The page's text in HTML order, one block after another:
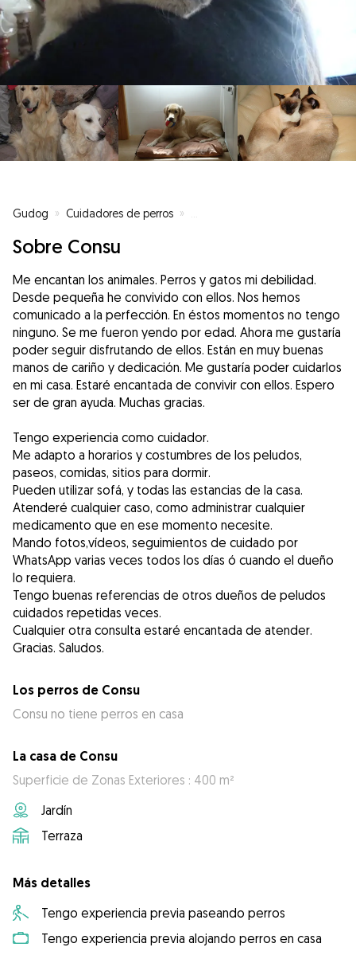
Gudog » Cuidadores de perros »
Sobre Consu
Me encantan los animales. Perros y gatos mi debilidad.
Desde pequeña he convivido con ellos. Nos hemos
comunicado a la perfección. En éstos momentos no tengo
ninguno. Se me fueron yendo por edad. Ahora me gustaría
poder seguir disfrutando de ellos. Están en muy buenas
manos de cariño y dedicación. Me gustaría poder cuidarlos
en mi casa. Estaré encantada de convivir con ellos. Espero
ser de gran ayuda. Muchas gracias.
Tengo experiencia como cuidador.
Me adapto a horarios y costumbres de los peludos,
paseos, comidas, sitios para dormir.
Pueden utilizar sofá, y todas las estancias de la casa.
Atenderé cualquier caso, como administrar cualquier
medicamento que en ese momento necesite.
Mando fotos,vídeos, seguimientos de cuidado por
WhatsApp varias veces todos los días ó cuando el dueño
lo requiera.
Tengo buenas referencias de otros dueños de peludos
cuidados repetidas veces.
Cualquier otra consulta estaré encantada de atender.
Gracias. Saludos.
Los perros de Consu
Consu no tiene perros en casa
La casa de Consu
Superficie de Zonas Exteriores : 400 m²
Jardín
Terraza
Más detalles
Tengo experiencia previa paseando perros
Tengo experiencia previa alojando perros en casa